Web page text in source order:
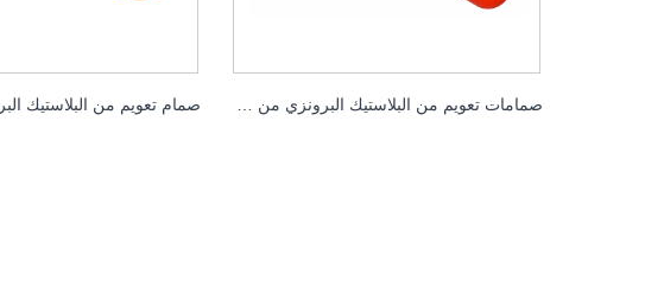
صمامات تعويم من البلاستيك البرونزي من نوع الرافعة